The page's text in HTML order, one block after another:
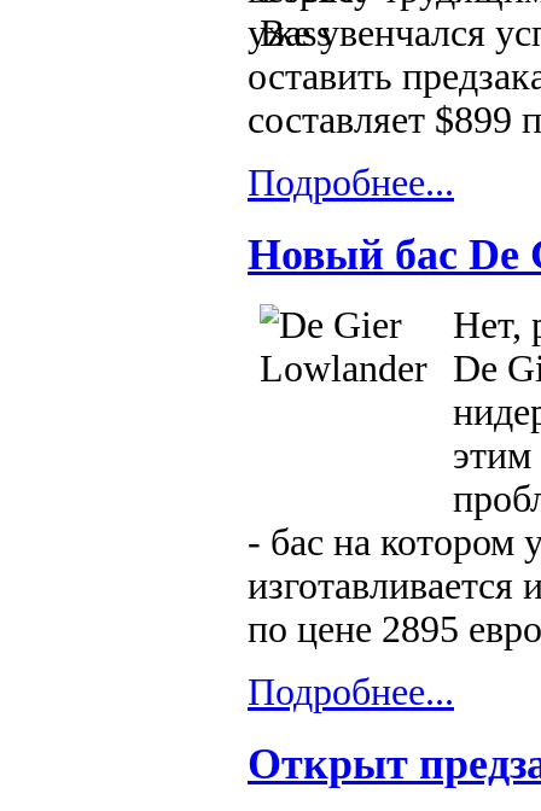
уже увенчался
оставить
составляет $899
Подробнее...
Новый бас De
Нет,
De
- бас на котором
изготавливается
по цене 2895
Подробнее...
Открыт